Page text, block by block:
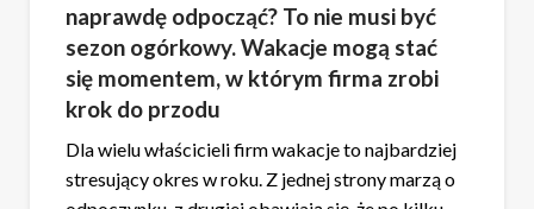
naprawdę odpocząć? To nie musi być
sezon ogórkowy. Wakacje mogą stać
się momentem, w którym firma zrobi
krok do przodu
Dla wielu właścicieli firm wakacje to najbardziej
stresujący okres w roku. Z jednej strony marzą o